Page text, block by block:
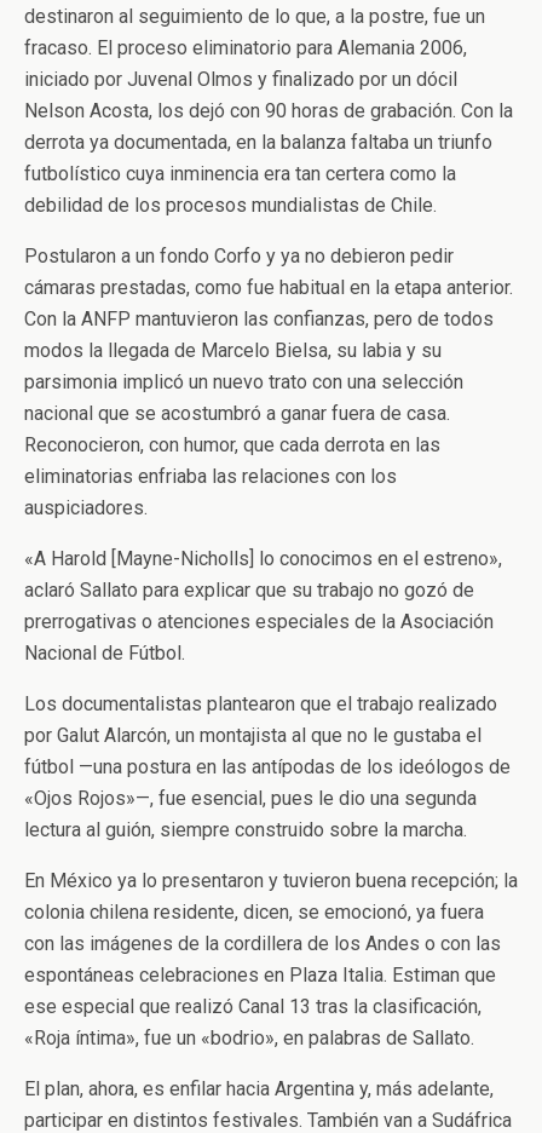
destinaron al seguimiento de lo que, a la postre, fue un
fracaso. El proceso eliminatorio para Alemania 2006,
iniciado por Juvenal Olmos y finalizado por un dócil
Nelson Acosta, los dejó con 90 horas de grabación. Con la
derrota ya documentada, en la balanza faltaba un triunfo
futbolístico cuya inminencia era tan certera como la
debilidad de los procesos mundialistas de Chile.
Postularon a un fondo Corfo y ya no debieron pedir
cámaras prestadas, como fue habitual en la etapa anterior.
Con la ANFP mantuvieron las confianzas, pero de todos
modos la llegada de Marcelo Bielsa, su labia y su
parsimonia implicó un nuevo trato con una selección
nacional que se acostumbró a ganar fuera de casa.
Reconocieron, con humor, que cada derrota en las
eliminatorias enfriaba las relaciones con los
auspiciadores.
«A Harold [Mayne-Nicholls] lo conocimos en el estreno»,
aclaró Sallato para explicar que su trabajo no gozó de
prerrogativas o atenciones especiales de la Asociación
Nacional de Fútbol.
Los documentalistas plantearon que el trabajo realizado
por Galut Alarcón, un montajista al que no le gustaba el
fútbol —una postura en las antípodas de los ideólogos de
«Ojos Rojos»—, fue esencial, pues le dio una segunda
lectura al guión, siempre construido sobre la marcha.
En México ya lo presentaron y tuvieron buena recepción; la
colonia chilena residente, dicen, se emocionó, ya fuera
con las imágenes de la cordillera de los Andes o con las
espontáneas celebraciones en Plaza Italia. Estiman que
ese especial que realizó Canal 13 tras la clasificación,
«Roja íntima», fue un «bodrio», en palabras de Sallato.
El plan, ahora, es enfilar hacia Argentina y, más adelante,
participar en distintos festivales. También van a Sudáfrica